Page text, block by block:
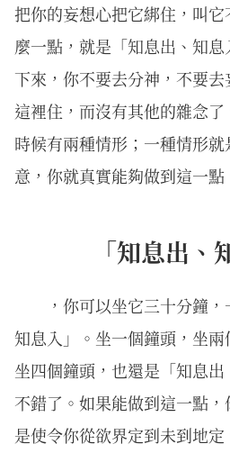
把你的妄想心把它綁住，叫
麼一點，就是「知息出、知
下來，你不要去分神，不要
這裡住，而沒有其他的雜念
時候有兩種情形；一種情形
意，你就真實能夠做到這一點
「知息出、
，你可以坐它三十分鐘
知息入」。坐一個鐘頭，坐兩
坐四個鐘頭，也還是「知息
不錯了。如果能做到這一點
是使令你從欲界定到未到地